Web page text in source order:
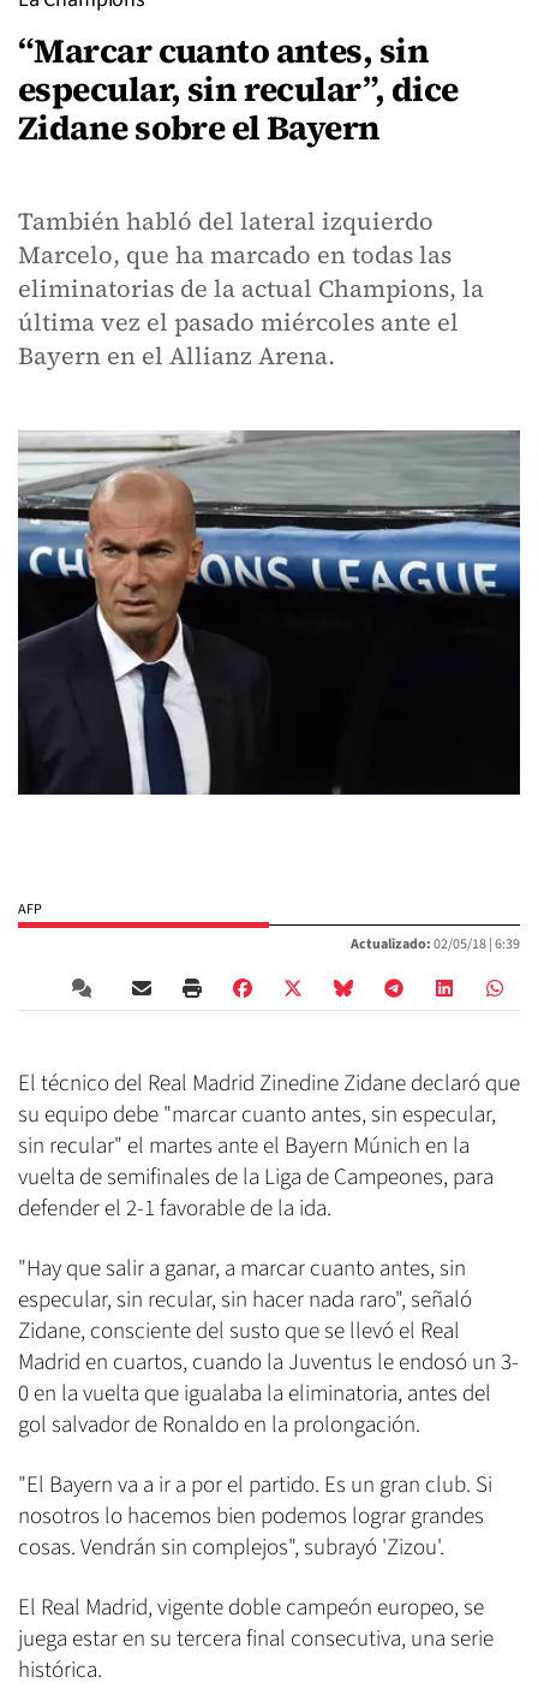
“Marcar cuanto antes, sin
especular, sin recular”, dice
Zidane sobre el Bayern
También habló del lateral izquierdo
Marcelo, que ha marcado en todas las
eliminatorias de la actual Champions, la
última vez el pasado miércoles ante el
Bayern en el Allianz Arena.
AFP
Actualizado:02/05/18 |6:39
El técnico del Real Madrid Zinedine Zidane declaró que
su equipo debe "marcar cuanto antes, sin especular,
sin recular" el martes ante el Bayern Múnich en la
vuelta de semifinales de la Liga de Campeones, para
defender el 2-1 favorable de la ida.
"Hay que salir a ganar, a marcar cuanto antes, sin
especular, sin recular, sin hacer nada raro", señaló
Zidane, consciente del susto que se llevó el Real
Madrid en cuartos, cuando la Juventus le endosó un 3-
0 en la vuelta que igualaba la eliminatoria, antes del
gol salvador de Ronaldo en la prolongación.
"El Bayern va a ir a por el partido. Es un gran club. Si
nosotros lo hacemos bien podemos lograr grandes
cosas. Vendrán sin complejos", subrayó 'Zizou'.
El Real Madrid, vigente doble campeón europeo, se
juega estar en su tercera final consecutiva, una serie
histórica.